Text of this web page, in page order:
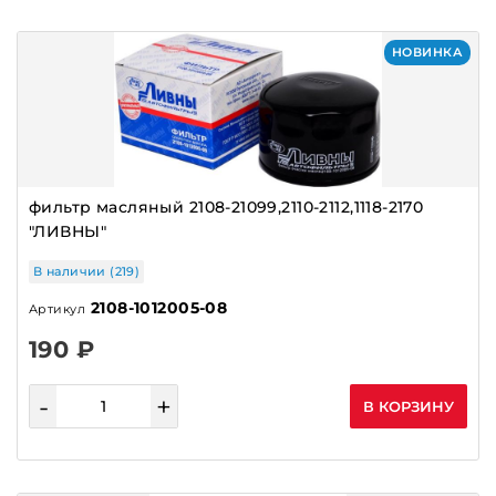
ЖГУТЫ,ПРОВОДКИ
ЗАМКИ ЗАЖИГАНИЯ
ЗВЕЗДЫ ГРМ,ШЕСТЕРНИ
КЛАПАНЫ
КОЛОДКИ ТОРМОЗНЫЕ
НОВИНКА
фильтр масляный 2108-21099,2110-2112,1118-2170
"ЛИВНЫ"
В наличии (219)
Артикул 2108-1012005-08
190 ₽
- + В КОРЗИНУ